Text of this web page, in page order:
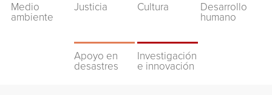
Medio
ambiente
Justicia Cultura
Desarrollo
humano
Apoyo en
desastres
Investigación
e innovación